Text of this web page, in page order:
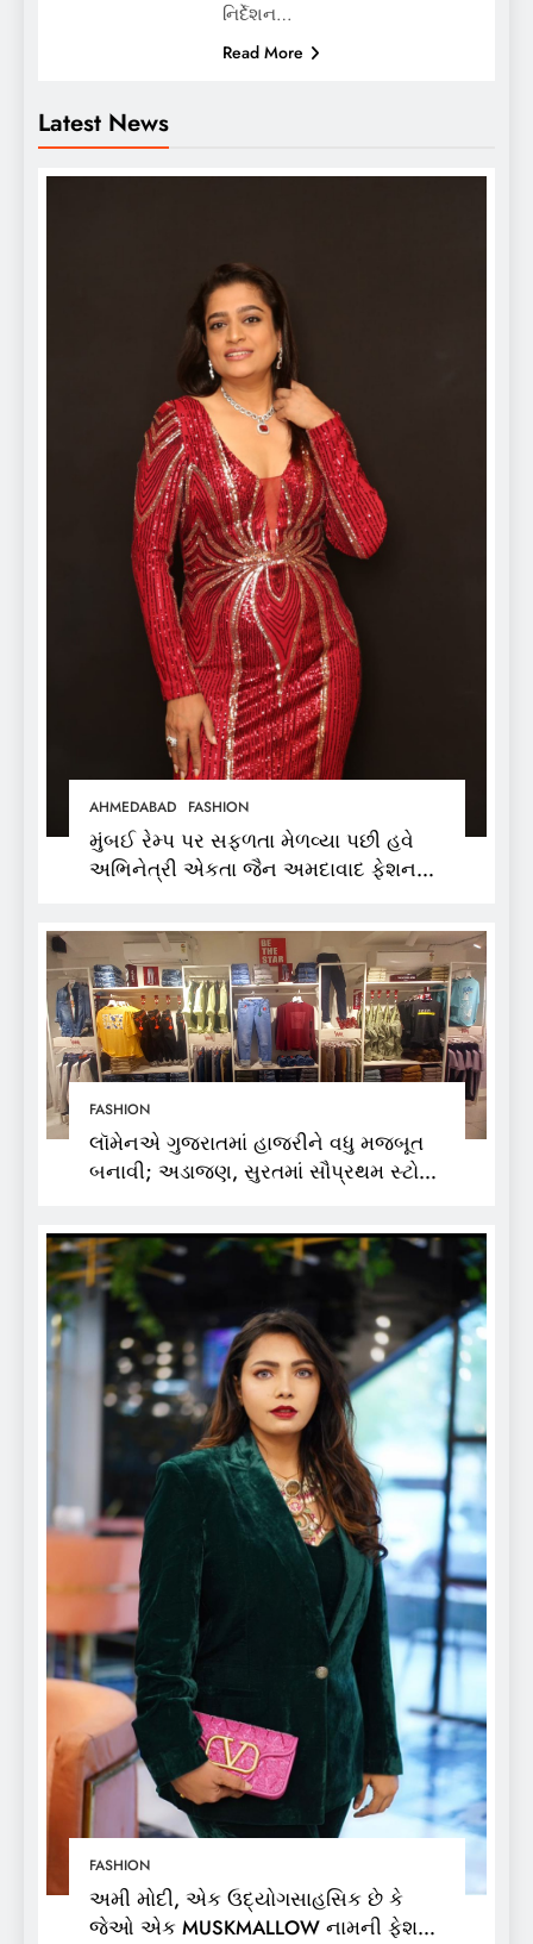
Latest News
AHMEDABAD FASHION
મુંબઈ રેમ્પ પર સફળતા મેળવ્યા પછી હવે
અભિનેત્રી એકતા જૈન અમદાવાદ ફેશન
FASHION
લૉમેનએ ગુજરાતમાં હાજરીને વધુ મજબૂત
બનાવી; અડાજણ, સુરતમાં સૌપ્રથમ સ્ટોર
FASHION
અમી મોદી, એક ઉદ્યોગસાહસિક છે કે
જેઓ એક MUSKMALLOW નામની ફેશન
નિર્દેશન…
Read More